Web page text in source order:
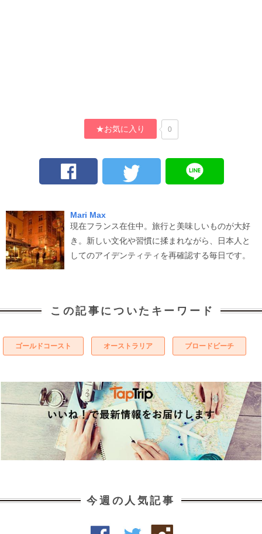
★お気に入り 0
Mari Max
現在フランス在住中。旅行と美味しいものが大好
き。新しい文化や習慣に揉まれながら、日本人と
してのアイデンティティを再確認する毎日です。
この記事についたキーワード
ゴールドコースト オーストラリア ブロードビーチ
今週の人気記事